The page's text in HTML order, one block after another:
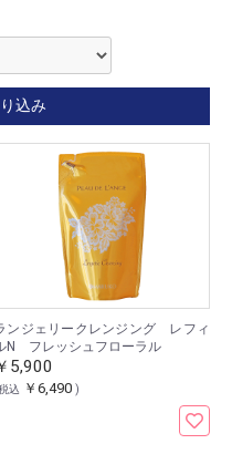
込み
ンジェリークレンジング レフィ
N フレッシュフローラル
5,900
込 ￥6,490 )